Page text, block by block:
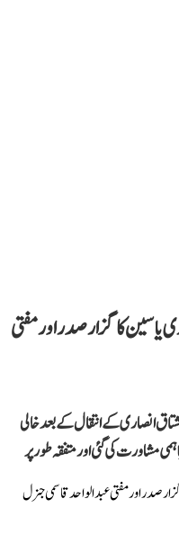
یاسین کا گزار صدر اور مفتی
انصاری کے انتقال کے بعد خالی
مشاورت کی گئی اور متفقہ طور پر